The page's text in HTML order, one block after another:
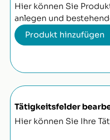
Hier können Sie
anlegen und
Produkt hinzufügen
Tätigkeitsfelder
Hier können Sie Ihre